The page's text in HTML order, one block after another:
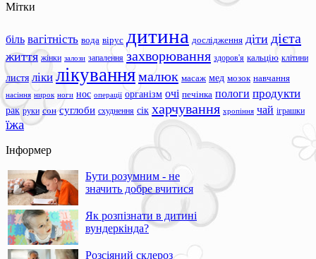
Мітки
біль вагітність вода вірус дитина дослідження діти дієта
життя жінки залози запалення захворювання здоров'я кальцію клітини
листя ліки лікуваннямалюк масаж мед мозок навчання
насіння нирок ноги нос операції організм очі печінка пологи продукти
рак руки сон суглоби схуднення сік харчування хропіння чай іграшки
їжа
Інформер
Бути розумним - не
значить добре вчитися
Як розпізнати в дитині
вундеркінда?
Розсіяний склероз